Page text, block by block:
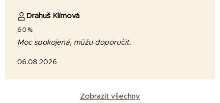
Drahuš Klímová
60%
Moc spokojená, můžu doporučit.
06.08.2026
Zobrazit všechny